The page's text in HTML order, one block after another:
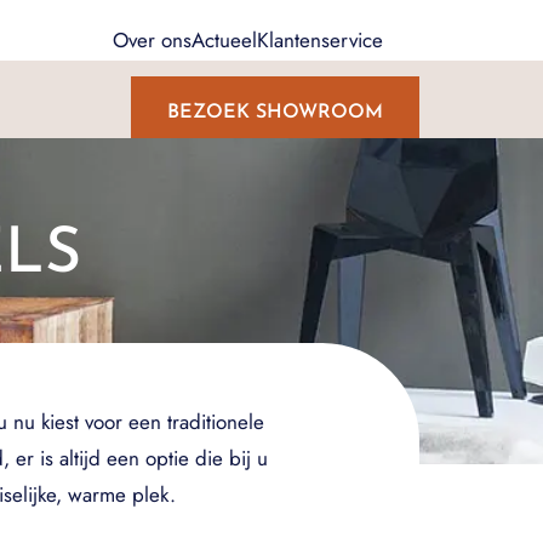
Over onsActueelKlantenservice
BEZOEK SHOWROOM
nu kiest voor een traditionele
er is altijd een optie die bij u
warme plek.